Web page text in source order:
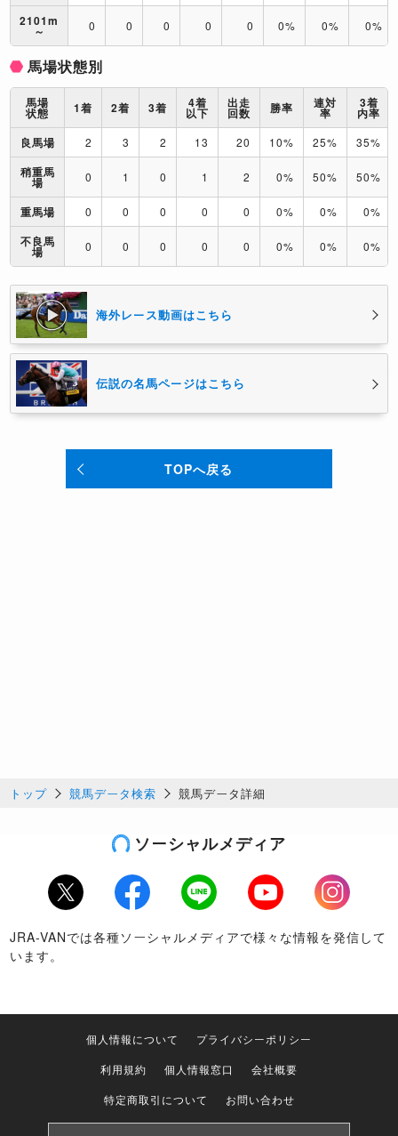
2101m
～ 0 0 0 0 0 0% 0% 0%
馬場状態別
馬場
状態 1着 2着 3着 4着
以下
出走
回数 勝率 連対
率
3着
内率
良馬場
2 3 2 13 20 10% 25% 35%
稍重馬
場 0 1 0 1 2 0% 50% 50%
重馬場 0 0 0 0 0 0% 0% 0%
不良馬
場 0 0 0 0 0 0% 0% 0%
海外レース動画はこちら
伝説の名馬ページはこちら
TOPへ戻る
トップ 競馬データ検索 競馬データ詳細
ソーシャルメディア
Twitter Facebook LINE Youtube
Instagram
JRA-VANでは各種ソーシャルメディアで様々な情報を発信して
います。
個人情報について
プライバシーポリシー
利用規約
個人情報窓口
会社概要
特定商取引について
お問い合わせ